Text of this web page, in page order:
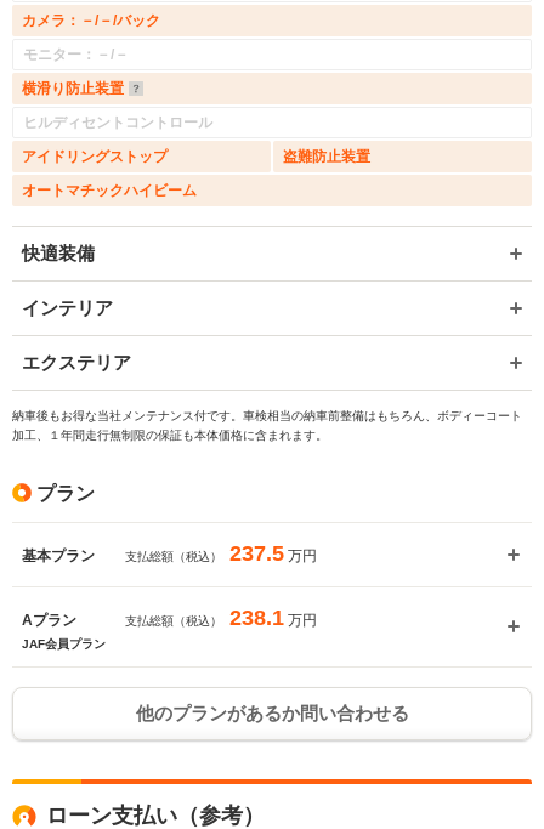
カメラ：－/－/バック
モニター：－/－
横滑り防止装置
ヒルディセントコントロール
アイドリングストップ
盗難防止装置
オートマチックハイビーム
快適装備
インテリア
エクステリア
納車後もお得な当社メンテナンス付です。車検相当の納車前整備はもちろん、ボディーコート
加工、１年間走行無制限の保証も本体価格に含まれます。
プラン
基本プラン 支払総額（税込） 237.5 万円
Aプラン 支払総額（税込） 238.1 万円
JAF会員プラン
他のプランがあるか問い合わせる
ローン支払い（参考）